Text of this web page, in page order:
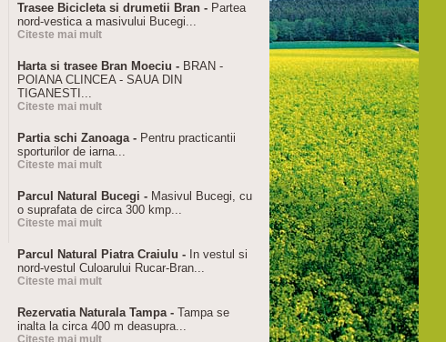
Trasee Bicicleta si drumetii Bran - Partea
nord-vestica a masivului Bucegi...
Citeste mai mult
Harta si trasee Bran Moeciu - BRAN -
POIANA CLINCEA - SAUA DIN
TIGANESTI...
Citeste mai mult
Partia schi Zanoaga - Pentru practicantii
sporturilor de iarna...
Citeste mai mult
Parcul Natural Bucegi - Masivul Bucegi, cu
o suprafata de circa 300 kmp...
Citeste mai mult
Parcul Natural Piatra Craiulu - In vestul si
nord-vestul Culoarului Rucar-Bran...
Citeste mai mult
Rezervatia Naturala Tampa - Tampa se
inalta la circa 400 m deasupra...
Citeste mai mult